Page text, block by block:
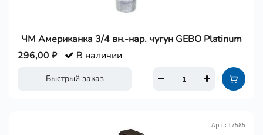
ЧМ Американка 3/4 вн.-нар. чугун GEBO Platinum
Быстрый заказ
296,00 ₽ В наличии
Арт.: Т7585